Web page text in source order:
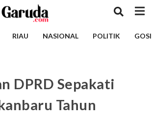
RIAU NASIONAL POLITIK
DPRD Sepakati
Tahun